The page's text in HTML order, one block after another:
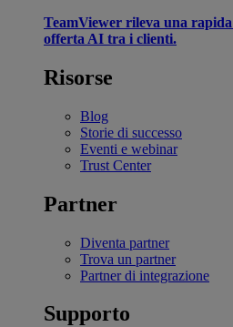
TeamViewer rileva una
offerta AI tra i clienti.
Risorse
Blog
Storie di successo
Eventi e webinar
Trust Center
Partner
Diventa partner
Trova un partner
Partner di integrazione
Supporto